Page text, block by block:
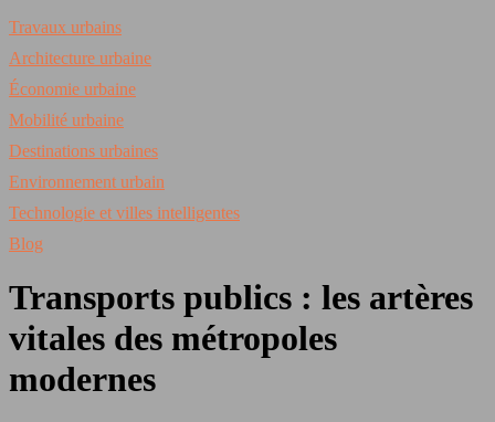
Travaux urbains
Architecture urbaine
Économie urbaine
Mobilité urbaine
Destinations urbaines
Environnement urbain
Technologie et villes intelligentes
Blog
Transports publics : les artères
vitales des métropoles
modernes